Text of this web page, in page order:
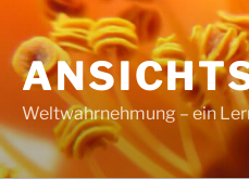
Weltwahrnehmung – ein